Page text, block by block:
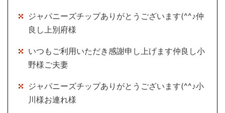
ジャパニーズチップありがとうございます(^^♪仲
良し上別府様
いつもご利用いただき感謝申し上げます仲良し小
野様ご夫妻
ジャパニーズチップありがとうございます(^^♪小
川様お連れ様